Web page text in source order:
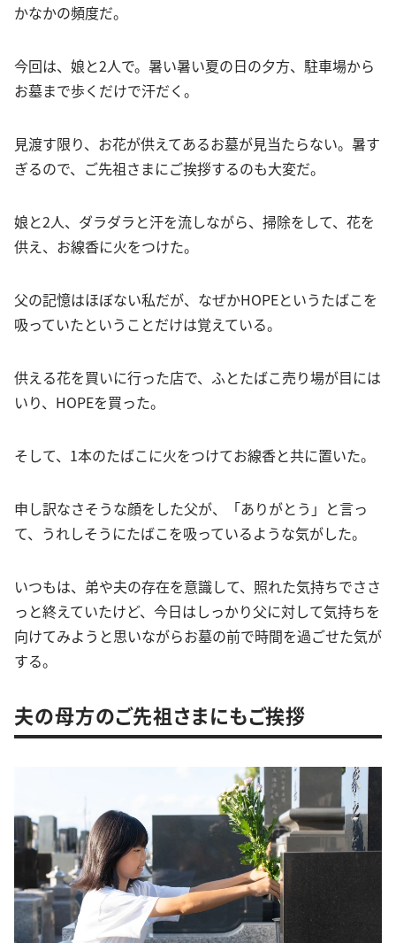
かなかの頻度だ。
今回は、娘と2人で。暑い暑い夏の日の夕方、駐車場から
お墓まで歩くだけで汗だく。
見渡す限り、お花が供えてあるお墓が見当たらない。暑す
ぎるので、ご先祖さまにご挨拶するのも大変だ。
娘と2人、ダラダラと汗を流しながら、掃除をして、花を
供え、お線香に火をつけた。
父の記憶はほぼない私だが、なぜかHOPEというたばこを
吸っていたということだけは覚えている。
供える花を買いに行った店で、ふとたばこ売り場が目には
いり、HOPEを買った。
そして、1本のたばこに火をつけてお線香と共に置いた。
申し訳なさそうな顔をした父が、「ありがとう」と言っ
て、うれしそうにたばこを吸っているような気がした。
いつもは、弟や夫の存在を意識して、照れた気持ちでささ
っと終えていたけど、今日はしっかり父に対して気持ちを
向けてみようと思いながらお墓の前で時間を過ごせた気が
する。
夫の母方のご先祖さまにもご挨拶